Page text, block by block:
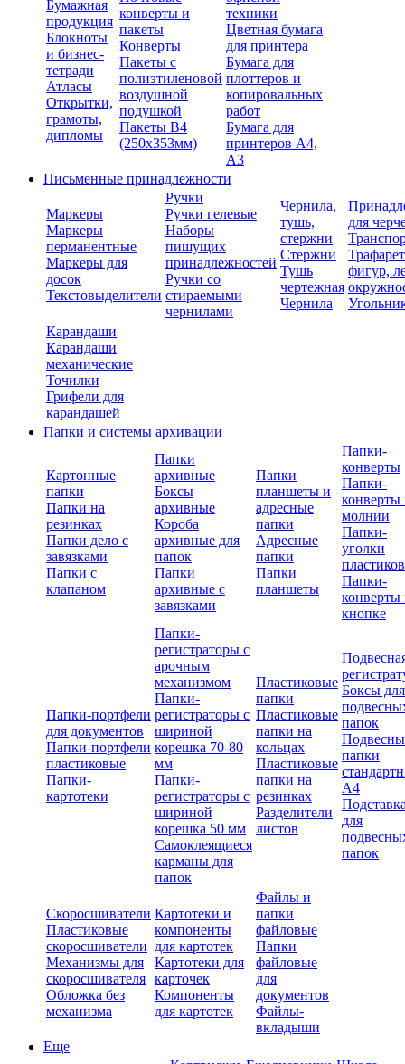
Бумажная
продукция
Блокноты
и бизнес-
тетради
Атласы
Открытки,
грамоты,
дипломы
конверты и
пакеты
Конверты
Пакеты с
полиэтиленовой
воздушной
подушкой
Пакеты В4
(250х353мм)
техники
Цветная бумага
для принтера
Бумага для
плоттеров и
копировальных
работ
Бумага для
принтеров А4,
А3
Письменные принадлежности
Маркеры
Маркеры
перманентные
Маркеры для
досок
Текстовыделители
Ручки
Ручки гелевые
Наборы
пишущих
принадлежностей
Ручки со
стираемыми
чернилами
Чернила,
тушь,
стержни
Стержни
Тушь
чертежная
Чернила
для
фигур,
Карандаши
Карандаши
механические
Точилки
Грифели для
карандашей
Папки и системы архивации
Картонные
папки
Папки на
резинках
Папки дело с
завязками
Папки с
клапаном
Папки
архивные
Боксы
архивные
Короба
архивные для
папок
Папки
архивные с
завязками
Папки
планшеты и
адресные
папки
Адресные
папки
Папки
планшеты
Папки-
конверты
Папки-
конверты
молнии
Папки-
уголки
Папки-
конверты
кнопке
Папки-портфели
для документов
Папки-портфели
пластиковые
Папки-
картотеки
Папки-
регистраторы с
арочным
механизмом
Папки-
регистраторы с
шириной
корешка 70-80
мм
Папки-
регистраторы с
шириной
корешка 50 мм
Самоклеящиеся
карманы для
папок
Пластиковые
папки
Пластиковые
папки на
кольцах
Пластиковые
папки на
резинках
Разделители
листов
Боксы для
папок
папки
А4
для
папок
Скоросшиватели
Пластиковые
скоросшиватели
Механизмы для
скоросшивателя
Обложка без
механизма
Картотеки и
компоненты
для картотек
Картотеки для
карточек
Компоненты
для картотек
Файлы и
папки
файловые
Папки
файловые
для
документов
Файлы-
вкладыши
Еще